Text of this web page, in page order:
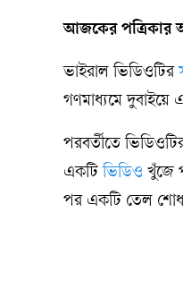
আজকের পত্রিকার
ভাইরাল ভিডিওটির
গণমাধ্যমে দুবাইয়ে
পরবর্তীতে
একটি ভিডিও খুঁজে
পর একটি তেল